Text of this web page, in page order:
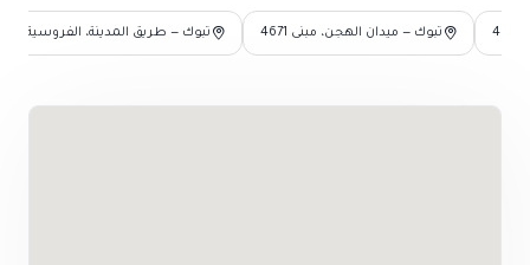
تبوك — ميدان الهجن، مبنى 4671 تبوك — طريق المدينة، الفروسية